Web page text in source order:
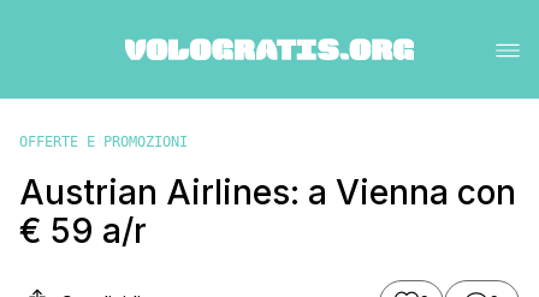
OFFERTE E PROMOZIONI
Austrian Airlines: a Vienna con
€ 59 a/r